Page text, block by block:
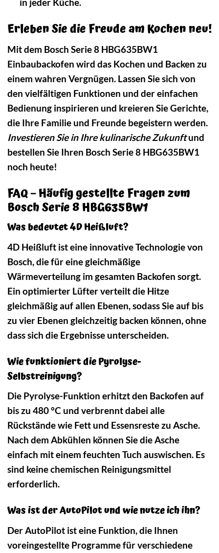
in jeder Küche.
Erleben Sie die Freude am Kochen neu!
Mit dem Bosch Serie 8 HBG635BW1
Einbaubackofen wird das Kochen und Backen zu
einem wahren Vergnügen. Lassen Sie sich von
den vielfältigen Funktionen und der einfachen
Bedienung inspirieren und kreieren Sie Gerichte,
die Ihre Familie und Freunde begeistern werden.
Investieren Sie in Ihre kulinarische Zukunftund
bestellen Sie Ihren Bosch Serie 8 HBG635BW1
noch heute!
FAQ – Häufig gestellte Fragen zum
Bosch Serie 8 HBG635BW1
Was bedeutet 4D Heißluft?
4D Heißluft ist eine innovative Technologie von
Bosch, die für eine gleichmäßige
Wärmeverteilung im gesamten Backofen sorgt.
Ein optimierter Lüfter verteilt die Hitze
gleichmäßig auf allen Ebenen, sodass Sie auf bis
zu vier Ebenen gleichzeitig backen können, ohne
dass sich die Ergebnisse unterscheiden.
Wie funktioniert die Pyrolyse-
Selbstreinigung?
Die Pyrolyse-Funktion erhitzt den Backofen auf
bis zu 480 °C und verbrennt dabei alle
Rückstände wie Fett und Essensreste zu Asche.
Nach dem Abkühlen können Sie die Asche
einfach mit einem feuchten Tuch auswischen. Es
sind keine chemischen Reinigungsmittel
erforderlich.
Was ist der AutoPilot und wie nutze ich ihn?
Der AutoPilot ist eine Funktion, die Ihnen
voreingestellte Programme für verschiedene